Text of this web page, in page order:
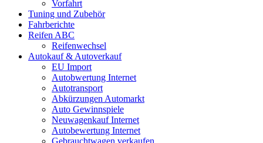
Vorfahrt
Tuning und Zubehör
Fahrberichte
Reifen ABC
Reifenwechsel
Autokauf & Autoverkauf
EU Import
Autobwertung Internet
Autotransport
Abkürzungen Automarkt
Auto Gewinnspiele
Neuwagenkauf Internet
Autobewertung Internet
Gebrauchtwagen verkaufen